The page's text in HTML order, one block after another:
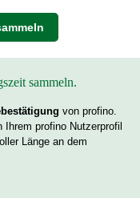
sammeln.
von profino.
profino Nutzerprofil
Länge an dem